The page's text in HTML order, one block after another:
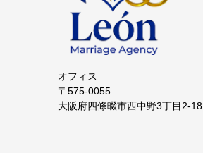
オフィス
〒575-0055
大阪府四條畷市西中野3丁目2-18